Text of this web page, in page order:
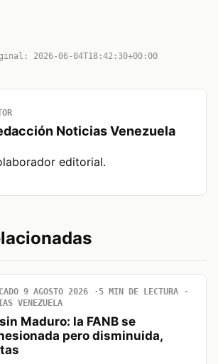
2026-06-04T18:42:30+00:00
Noticias Venezuela
editorial.
9 AGOSTO 2026
5 MIN DE LECTURA
VENEZUELA
Maduro: la FANB se
pero disminuida,